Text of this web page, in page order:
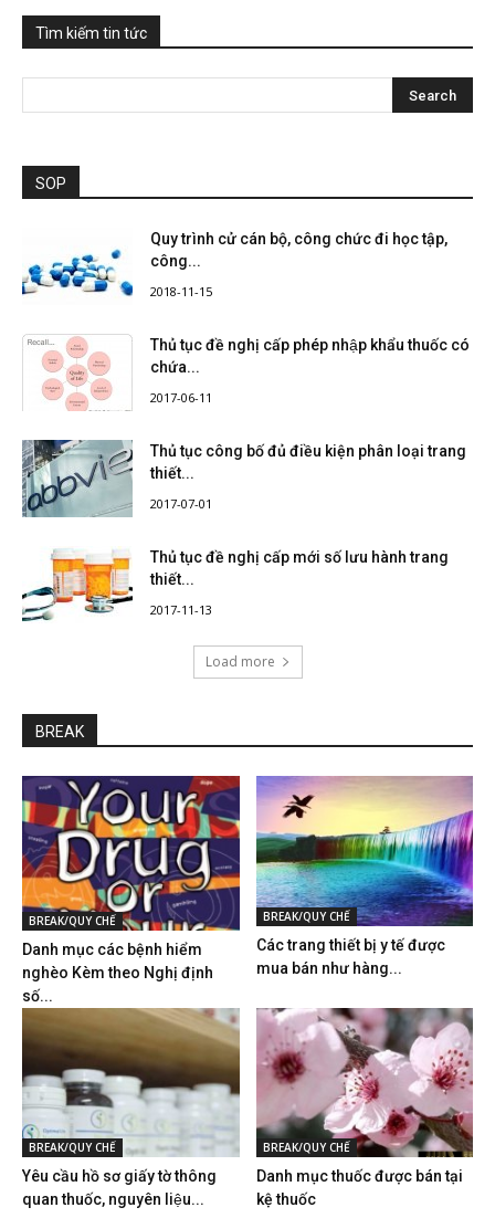
Tìm kiếm tin tức
SOP
Quy trình cử cán bộ, công chức đi học tập,
công...
2018-11-15
Thủ tục đề nghị cấp phép nhập khẩu thuốc có
chứa...
2017-06-11
Thủ tục công bố đủ điều kiện phân loại trang
thiết...
2017-07-01
Thủ tục đề nghị cấp mới số lưu hành trang
thiết...
2017-11-13
Load more
BREAK
BREAK/QUY CHẾ
Danh mục các bệnh hiểm
nghèo Kèm theo Nghị định
số...
BREAK/QUY CHẾ
Các trang thiết bị y tế được
mua bán như hàng...
BREAK/QUY CHẾ
Yêu cầu hồ sơ giấy tờ thông
quan thuốc, nguyên liệu...
BREAK/QUY CHẾ
Danh mục thuốc được bán tại
kệ thuốc